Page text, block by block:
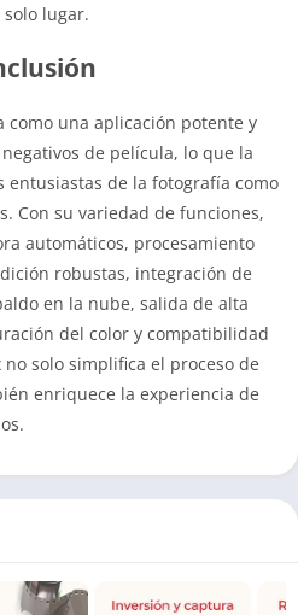
lugar.
como una aplicación potente y
de película, lo que la
entusiastas de la fotografía como
Con su variedad de funciones,
automáticos, procesamiento
robustas, integración de
en la nube, salida de alta
del color y compatibilidad
solo simplifica el proceso de
enriquece la experiencia de